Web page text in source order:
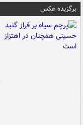
برگزیده عکس